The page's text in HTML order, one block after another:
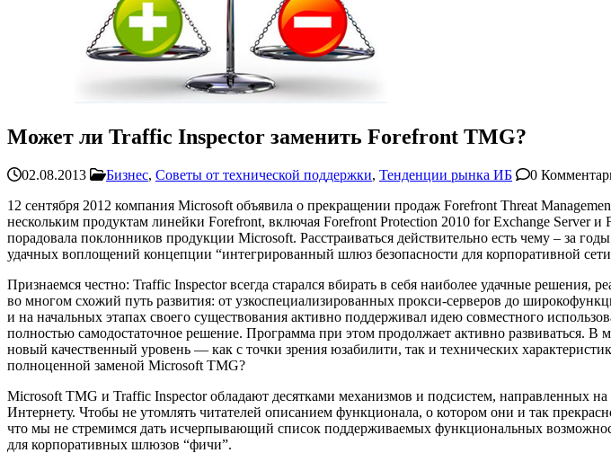
Может ли Traffic Inspector заменить Forefront TMG?
02.08.2013 Бизнес, Советы от технической поддержки, Тенденции рынка ИБ 0
12 сентября 2012 компания Microsoft объявила о прекращении продаж Forefront Threat
нескольким продуктам линейки Forefront, включая Forefront Protection 2010 for Exchange Server
порадовала поклонников продукции Microsoft. Расстраиваться действительно есть чему – за
удачных воплощений концепции “интегрированный шлюз безопасности для корпоративной
Признаемся честно: Traffic Inspector всегда старался вбирать в себя наиболее удачные
во многом схожий путь развития: от узкоспециализированных прокси-серверов до
и на начальных этапах своего существования активно поддерживал идею совместного
полностью самодостаточное решение. Программа при этом продолжает активно развиваться.
новый качественный уровень — как с точки зрения юзабилити, так и технических
полноценной заменой Microsoft TMG?
Microsoft TMG и Traffic Inspector обладают десятками механизмов и подсистем, направленных
Интернету. Чтобы не утомлять читателей описанием функционала, о котором они и так
что мы не стремимся дать исчерпывающий список поддерживаемых функциональных
для корпоративных шлюзов “фичи”.